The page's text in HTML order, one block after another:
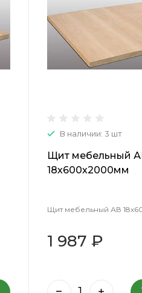
В наличии: 3 шт
Щит мебельный
18х600х2000мм
Щит мебельный АВ
1 987 ₽